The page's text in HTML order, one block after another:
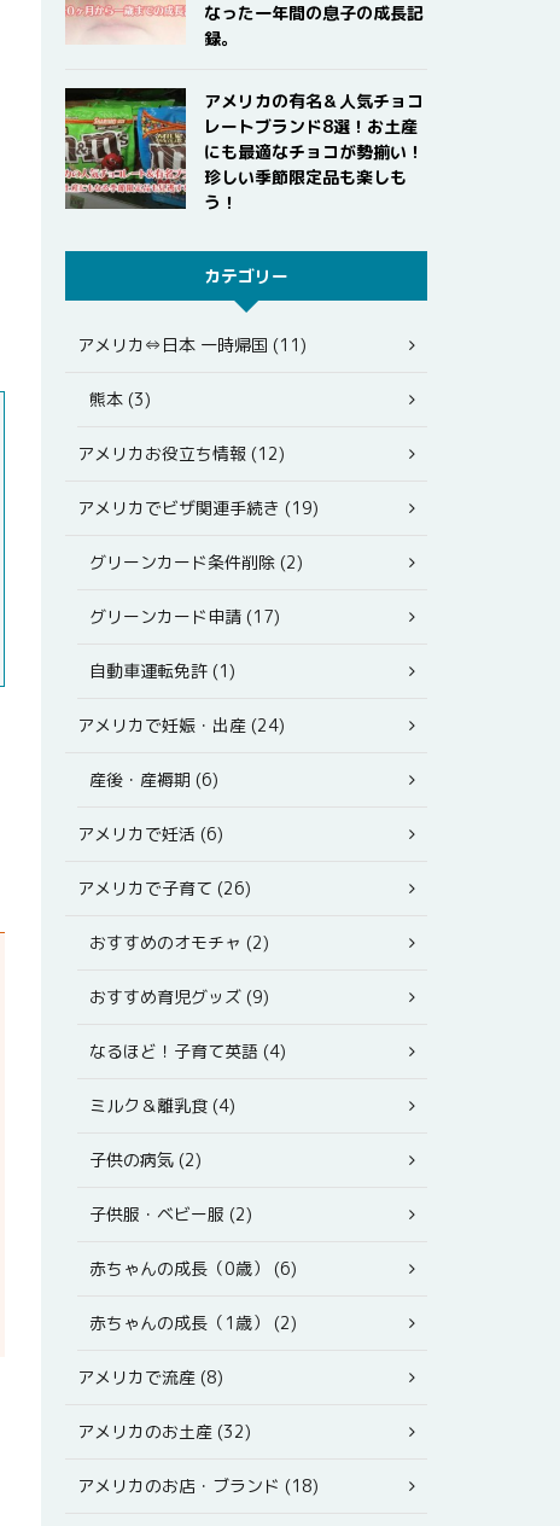
なった一年間の息子の成長記
録。
アメリカの有名＆人気チョコ
レートブランド8選！お土産
にも最適なチョコが勢揃い！
珍しい季節限定品も楽しも
う！
カテゴリー
アメリカ⇔日本 一時帰国 (11)
熊本 (3)
アメリカお役立ち情報 (12)
アメリカでビザ関連手続き (19)
グリーンカード条件削除 (2)
グリーンカード申請 (17)
自動車運転免許 (1)
アメリカで妊娠・出産 (24)
産後・産褥期 (6)
アメリカで妊活 (6)
アメリカで子育て (26)
おすすめのオモチャ (2)
おすすめ育児グッズ (9)
なるほど！子育て英語 (4)
ミルク＆離乳食 (4)
子供の病気 (2)
子供服・ベビー服 (2)
赤ちゃんの成長（0歳） (6)
赤ちゃんの成長（1歳） (2)
アメリカで流産 (8)
アメリカのお土産 (32)
アメリカのお店・ブランド (18)